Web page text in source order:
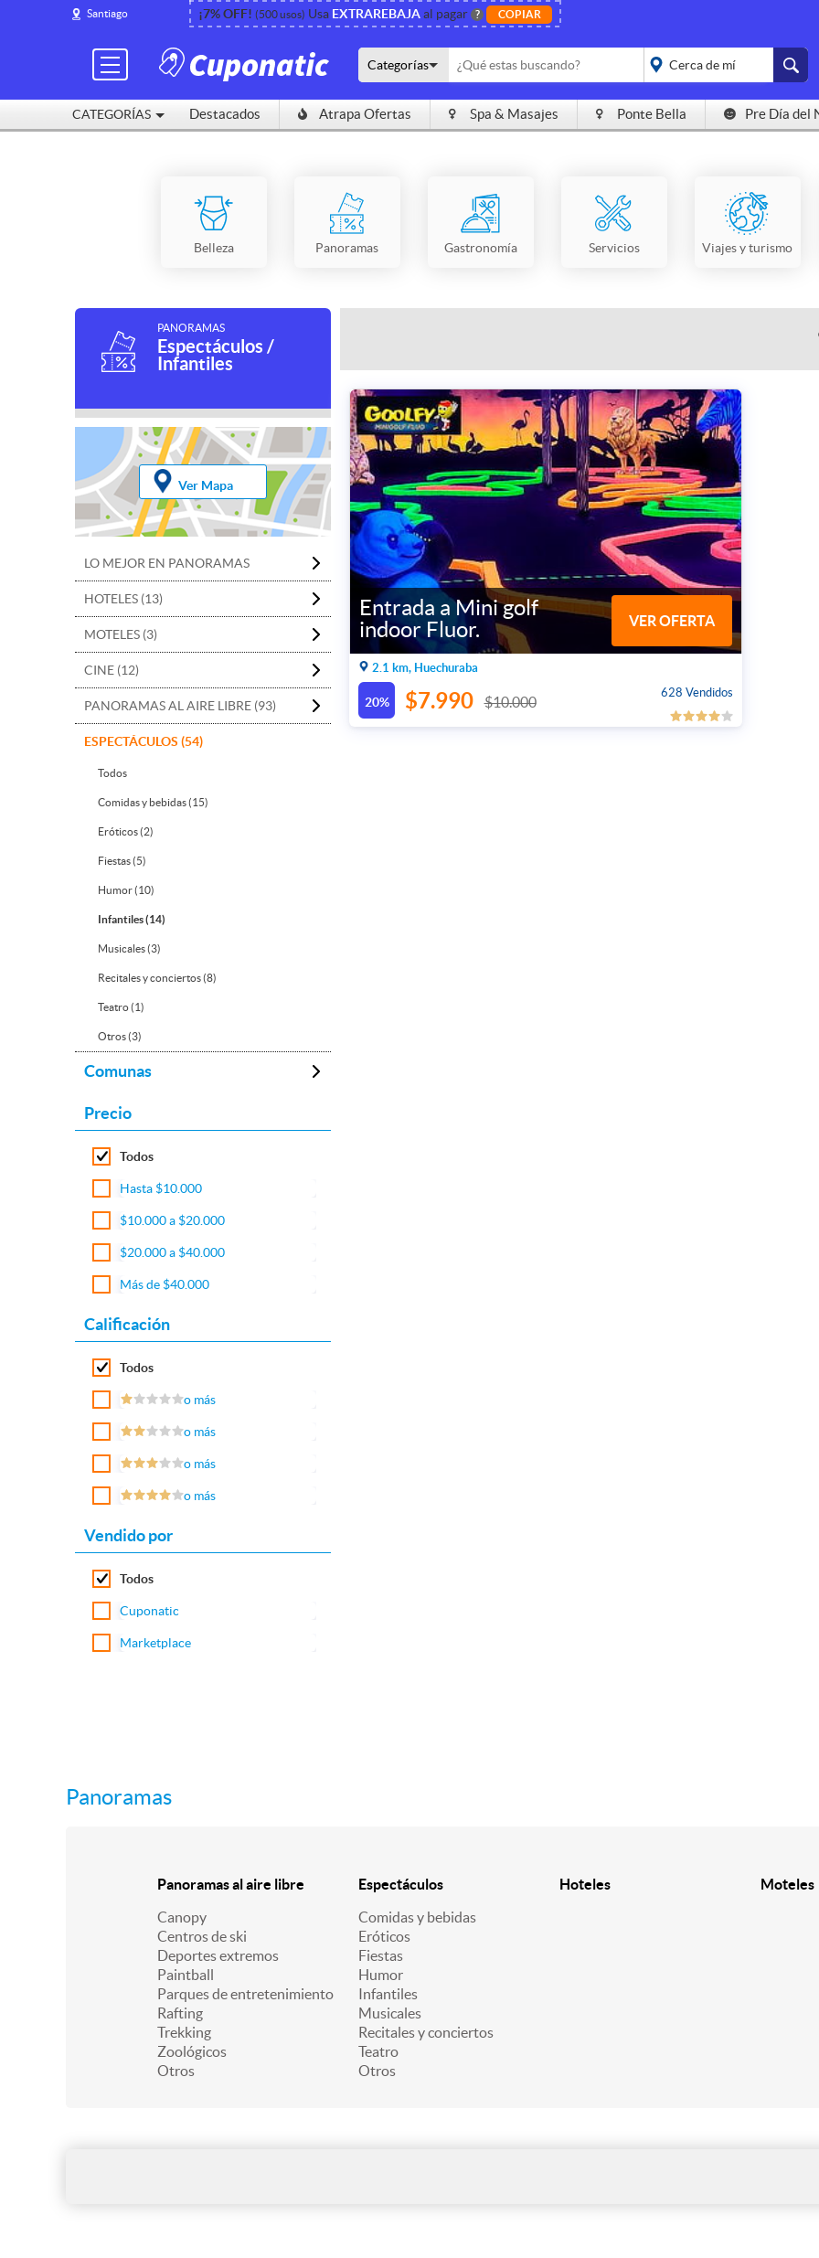
Santiago ¡7% OFF! (500 usos) Usa EXTRAREBAJAal pagar ? COPIAR
CATEGORÍAS
Categorías
placeholder="Todo el
Destacados Atrapa Ofertas Spa & Masajes Ponte Bella Pre Día del
Belleza Panoramas Gastronomía Servicios Viajes y turismo
PANORAMAS
Espectáculos /
Infantiles
Ver Mapa
LO MEJOR EN PANORAMAS
HOTELES (13)
MOTELES (3)
CINE (12)
PANORAMAS AL AIRE LIBRE (93)
ESPECTÁCULOS (54)
Todos
Comidas y bebidas (15)
Eróticos (2)
Fiestas (5)
Humor (10)
Infantiles (14)
Musicales (3)
Recitales y conciertos (8)
Teatro (1)
Otros (3)
Comunas
Precio
Todos
Hasta $10.000
$10.000 a $20.000
$20.000 a $40.000
Más de $40.000
Calificación
Todos
o más
o más
o más
o más
Vendido por
Todos
Cuponatic
Marketplace
Entrada a Mini golf
indoor Fluor.
VER OFERTA
2.1 km, Huechuraba
20%
628 Vendidos
$7.990 $10.000
Panoramas
Panoramas al aire libre
Canopy
Centros de ski
Deportes extremos
Paintball
Parques de entretenimiento
Rafting
Trekking
Zoológicos
Otros
Espectáculos
Comidas y bebidas
Eróticos
Fiestas
Humor
Infantiles
Musicales
Recitales y conciertos
Teatro
Otros
Hoteles Moteles